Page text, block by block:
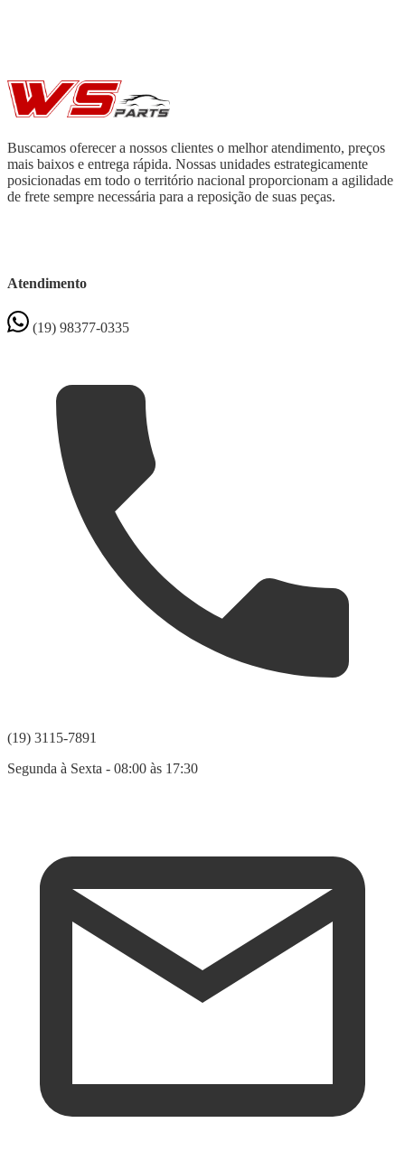
Buscamos oferecer a nossos clientes o melhor atendimento, preços
mais baixos e entrega rápida. Nossas unidades estrategicamente
posicionadas em todo o território nacional proporcionam a agilidade
de frete sempre necessária para a reposição de suas peças.
Atendimento
(19) 98377-0335
(19) 3115-7891
Segunda à Sexta - 08:00 às 17:30